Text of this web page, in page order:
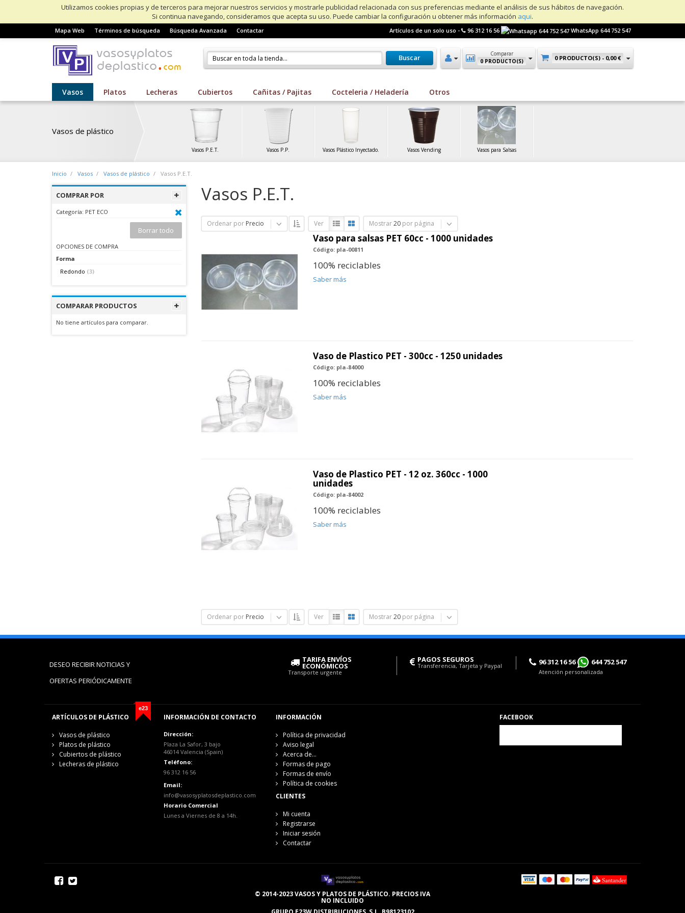
Utilizamos cookies propias y de terceros para mejorar nuestros servicios y mostrarle publicidad relacionada con sus preferencias mediante el análisis de sus hábitos de navegación.
Si continua navegando, consideramos que acepta su uso. Puede cambiar la configuración u obtener más información aqui.
Mapa Web Términos de búsqueda Búsqueda Avanzada Contactar Artículos de un solo uso - 96 312 16 56 WhatsApp 644 752 547
0 PRODUCTO(S) - 0,00 €
Comparar
0 PRODUCTO(S)
Buscar
Vasos Platos Lecheras Cubiertos Cañitas / Pajitas Cocteleria / Heladería Otros
Vasos de plástico
Vasos P.E.T. Vasos P.P. Vasos Plástico Inyectado. Vasos Vending Vasos para Salsas
Inicio Vasos Vasos de plástico Vasos P.E.T.
COMPRAR POR
Categoría: PET ECO
Borrar todo
OPCIONES DE COMPRA
Forma
Redondo (3)
COMPARAR PRODUCTOS
No tiene artículos para comparar.
Vasos P.E.T.
Ordenar por Precio Ver Mostrar 20 por página
Vaso para salsas PET 60cc - 1000 unidades
Código: pla-00811
100% reciclables
Saber más
Vaso de Plastico PET - 300cc - 1250 unidades
Código: pla-84000
100% reciclables
Saber más
Vaso de Plastico PET - 12 oz. 360cc - 1000
unidades
Código: pla-84002
100% reciclables
Saber más
Ordenar por Precio Ver Mostrar 20 por página
DESEO RECIBIR NOTICIAS Y
OFERTAS PERIÓDICAMENTE
TARIFA ENVÍOS
ECONÓMICOS
Transporte urgente
PAGOS SEGUROS
Transferencia, Tarjeta y Paypal 96 312 16 56 644 752 547
Atención personalizada
e23
ARTÍCULOS DE PLÁSTICO
Vasos de plástico
Platos de plástico
Cubiertos de plástico
Lecheras de plástico
INFORMACIÓN DE CONTACTO
Dirección:
Plaza La Safor, 3 bajo
46014 Valencia (Spain)
Teléfono:
96 312 16 56
Email:
info@vasosyplatosdeplastico.com
Horario Comercial
Lunes a Viernes de 8 a 14h.
INFORMACIÓN
Política de privacidad
Aviso legal
Acerca de...
Formas de pago
Formas de envío
Política de cookies
CLIENTES
Mi cuenta
Registrarse
Iniciar sesión
Contactar
FACEBOOK
© 2014-2023 VASOS Y PLATOS DE PLÁSTICO. PRECIOS IVA
NO INCLUIDO